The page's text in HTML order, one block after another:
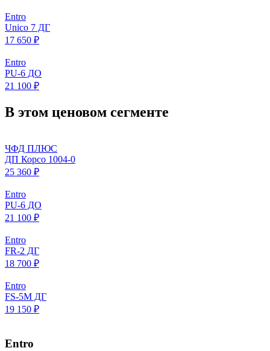
Entro
Unico 7 ДГ
17 650 ₽
Entro
PU-6 ДО
21 100 ₽
В этом ценовом сегменте
ЧФД ПЛЮС
ДП Корсо 1004-0
25 360 ₽
Entro
PU-6 ДО
21 100 ₽
Entro
FR-2 ДГ
18 700 ₽
Entro
FS-5M ДГ
19 150 ₽
Entro